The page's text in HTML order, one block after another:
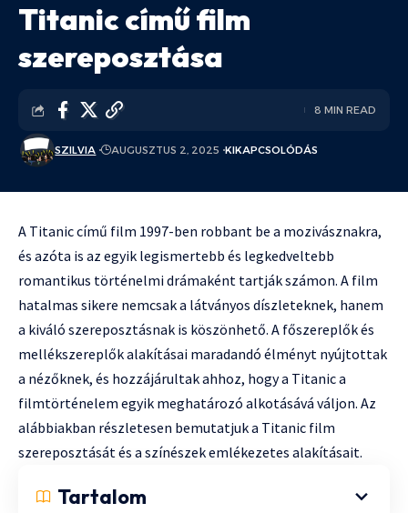
Titanic című film
szereposztása
SZILVIA AUGUSZTUS 2, 2025 KIKAPCSOLÓDÁS
8 MIN READ
A Titanic című film 1997-ben robbant be a mozivásznakra,
és azóta is az egyik legismertebb és legkedveltebb
romantikus történelmi drámaként tartják számon. A film
hatalmas sikere nemcsak a látványos díszleteknek, hanem
a kiváló szereposztásnak is köszönhető. A főszereplők és
mellékszereplők alakításai maradandó élményt nyújtottak
a nézőknek, és hozzájárultak ahhoz, hogy a Titanic a
filmtörténelem egyik meghatározó alkotásává váljon. Az
alábbiakban részletesen bemutatjuk a Titanic film
szereposztását és a színészek emlékezetes alakításait.
Tartalom